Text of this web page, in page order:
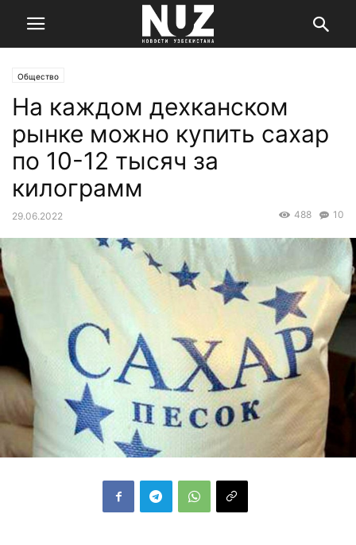
Общество
На каждом дехканском
рынке можно купить сахар
по 10-12 тысяч за
килограмм
29.06.2022 10
488